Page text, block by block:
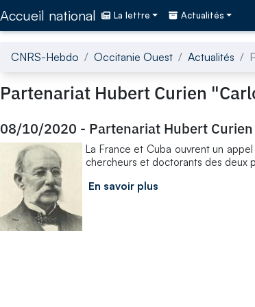
Accueil national La lettre Actualités
CNRS-Hebdo Occitanie Ouest Actualités
Partenariat Hubert Curien
08/10/2020 - Partenariat Hubert
La France et Cuba ouvrent un
chercheurs et doctorants des deux
En savoir plus